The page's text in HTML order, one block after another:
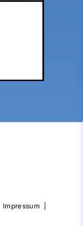
Impressum|